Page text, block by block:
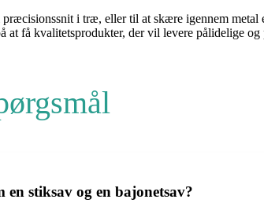
i træ, eller til at skære igennem
få kvalitetsprodukter, der vil levere pålidelige og
en stiksav og en bajonetsav?